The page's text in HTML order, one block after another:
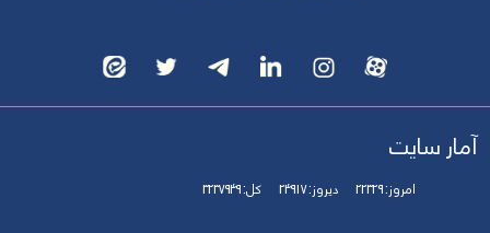
آمار سایت
امروز:22329 دیروز:24917 کل:3237949